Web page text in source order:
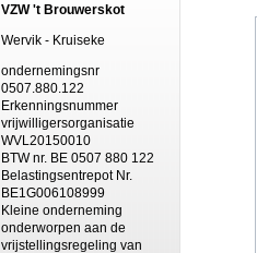
VZW 't Brouwerskot
Wervik - Kruiseke
ondernemingsnr
0507.880.122
Erkenningsnummer
vrijwilligersorganisatie
WVL20150010
BTW nr. BE 0507 880 122
Belastingsentrepot Nr.
BE1G006108999
Kleine onderneming
onderworpen aan de
vrijstellingsregeling van